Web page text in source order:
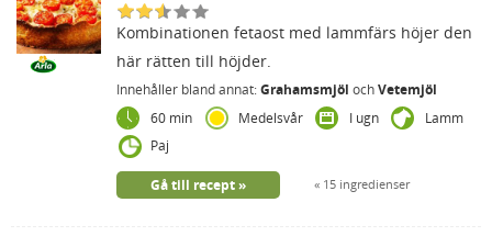
Kombinationen fetaost med lammfärs höjer den
här rätten till höjder.
Innehåller bland annat:Grahamsmjöl ochVetemjöl
60 min
Medelsvår I ugn
Lamm
Paj
15 ingredienser
Gå till recept